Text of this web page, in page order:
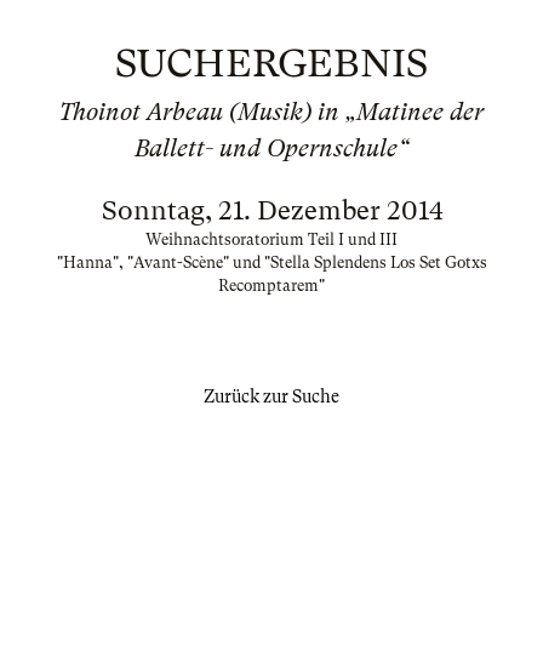
SUCHERGEBNIS
Thoinot Arbeau (Musik) in „Matinee der
Ballett- und Opernschule“
Sonntag, 21. Dezember 2014
Weihnachtsoratorium Teil I und III
"Hanna", "Avant-Scène" und "Stella Splendens Los Set Gotxs
Recomptarem"
Zurück zur Suche